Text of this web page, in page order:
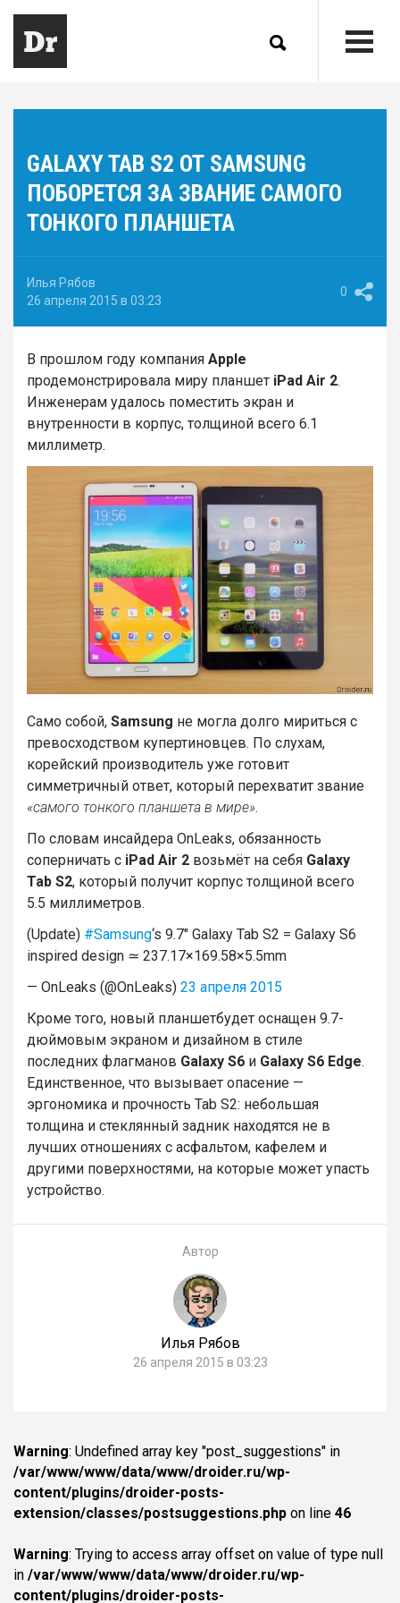
GALAXY TAB S2 ОТ SAMSUNG
ПОБОРЕТСЯ ЗА ЗВАНИЕ САМОГО
ТОНКОГО ПЛАНШЕТА
Илья Рябов
26 апреля 2015 в 03:23
0
В прошлом году компания Apple
продемонстрировала миру планшет iPad Air 2.
Инженерам удалось поместить экран и
внутренности в корпус, толщиной всего 6.1
миллиметр.
Само собой, Samsung не могла долго мириться с
превосходством купертиновцев. По слухам,
корейский производитель уже готовит
симметричный ответ, который перехватит звание
«самого тонкого планшета в мире».
По словам инсайдера OnLeaks, обязанность
соперничать с iPad Air 2 возьмёт на себя Galaxy
Tab S2, который получит корпус толщиной всего
5.5 миллиметров.
(Update) #Samsung‘s 9.7″ Galaxy Tab S2 = Galaxy S6
inspired design ≃ 237.17×169.58×5.5mm
— OnLeaks (@OnLeaks) 23 апреля 2015
Кроме того, новый планшетбудет оснащен 9.7-
дюймовым экраном и дизайном в стиле
последних флагманов Galaxy S6 и Galaxy S6 Edge.
Единственное, что вызывает опасение —
эргономика и прочность Tab S2: небольшая
толщина и стеклянный задник находятся не в
лучших отношениях с асфальтом, кафелем и
другими поверхностями, на которые может упасть
устройство.
Автор
Илья Рябов
26 апреля 2015 в 03:23
Warning: Undefined array key "post_suggestions" in
/var/www/www/data/www/droider.ru/wp-
content/plugins/droider-posts-
extension/classes/postsuggestions.php on line 46
Warning: Trying to access array offset on value of type null
in /var/www/www/data/www/droider.ru/wp-
content/plugins/droider-posts-